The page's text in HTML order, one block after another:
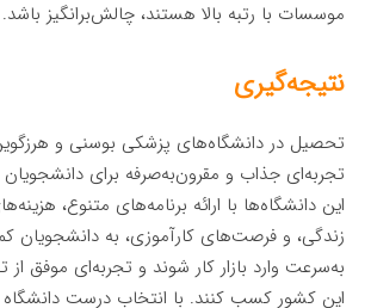
موسسات با رتبه بالا هستند، چالش‌برانگیز باشد.
نتیجه‌گیری
تحصیل در دانشگاه‌های پزشکی بوسنی و
تجربه‌ای جذاب و مقرون‌به‌صرفه برای دانشجویان
این دانشگاه‌ها با ارائه برنامه‌های متنوع،
زندگی، و فرصت‌های کارآموزی، به دانشجویان
به‌سرعت وارد بازار کار شوند و تجربه‌ای موفق
این کشور کسب کنند. با انتخاب درست